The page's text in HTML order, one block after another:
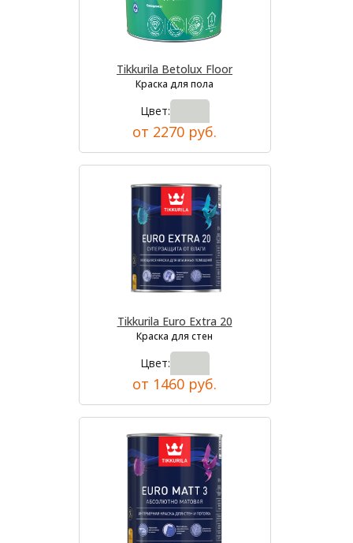
Tikkurila Betolux Floor
Краска для пола
Цвет:
от 2270 руб.
Tikkurila Euro Extra 20
Краска для стен
Цвет:
от 1460 руб.